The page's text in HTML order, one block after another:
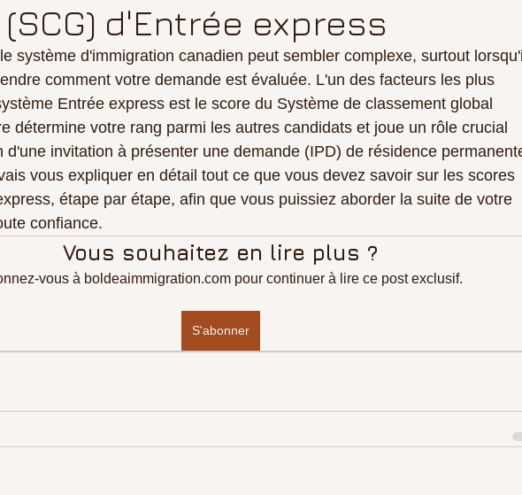
d'Entrée express
système d'immigration canadien peut sembler complexe, surtout lorsqu'il
comment votre demande est évaluée. L'un des facteurs les plus
Entrée express est le score du Système de classement global
détermine votre rang parmi les autres candidats et joue un rôle crucial
d'une invitation à présenter une demande (IPD) de résidence
vous expliquer en détail tout ce que vous devez savoir sur les scores
étape par étape, afin que vous puissiez aborder la suite de votre
confiance.
Vous souhaitez en lire plus ?
vous à boldeaimmigration.com pour continuer à lire ce post exclusif.
S'abonner